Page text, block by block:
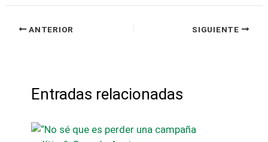
ANTERIOR SIGUIENTE
Entradas relacionadas